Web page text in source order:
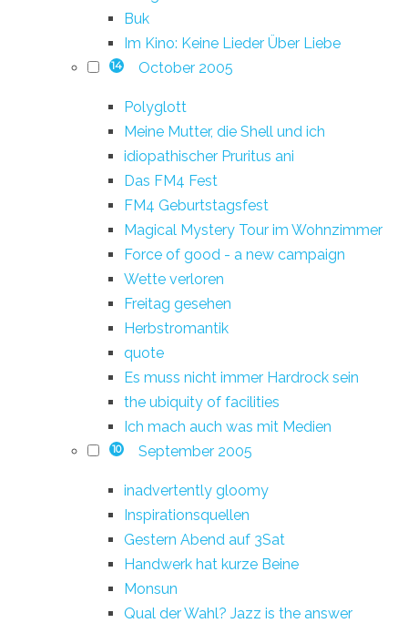
Buk
Im Kino: Keine Lieder Über Liebe
14 October 2005
Polyglott
Meine Mutter, die Shell und ich
idiopathischer Pruritus ani
Das FM4 Fest
FM4 Geburtstagsfest
Magical Mystery Tour im Wohnzimmer
Force of good - a new campaign
Wette verloren
Freitag gesehen
Herbstromantik
quote
Es muss nicht immer Hardrock sein
the ubiquity of facilities
Ich mach auch was mit Medien
10 September 2005
inadvertently gloomy
Inspirationsquellen
Gestern Abend auf 3Sat
Handwerk hat kurze Beine
Monsun
Qual der Wahl? Jazz is the answer